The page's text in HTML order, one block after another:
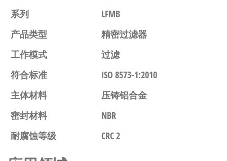
系列
LFMB
产品类型
精密过滤器
工作模式
过滤
符合标准
ISO 8573-1:2010
主体材料
压铸铝合金
密封材料
NBR
耐腐蚀等级
CRC 2